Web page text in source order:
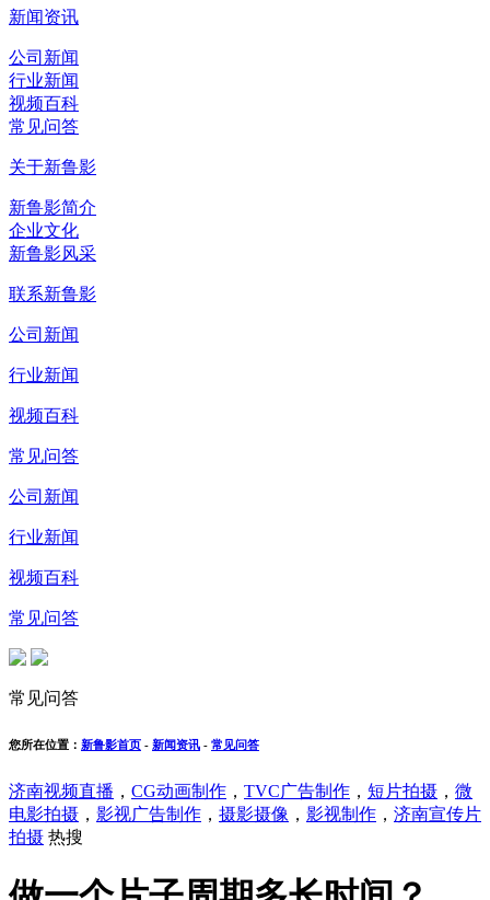
新闻资讯
公司新闻
行业新闻
视频百科
常见问答
关于新鲁影
新鲁影简介
企业文化
新鲁影风采
联系新鲁影
公司新闻
行业新闻
视频百科
常见问答
公司新闻
行业新闻
视频百科
常见问答
常见问答
您所在位置： 新鲁影首页 - 新闻资讯 - 常见问答
济南视频直播 ， CG动画制作 ， TVC广告制作 ， 短片拍摄 ， 微
电影拍摄 ， 影视广告制作 ， 摄影摄像 ， 影视制作 ， 济南宣传片
拍摄 热搜